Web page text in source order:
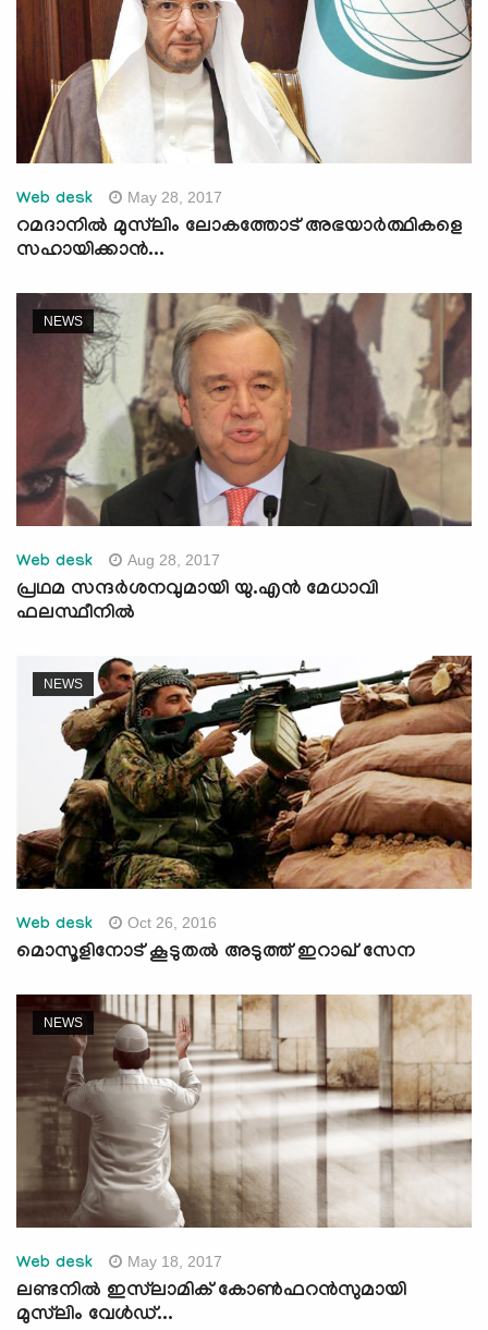
Web desk May 28, 2017
റമദാനില്‍ മുസ്‌ലിം ലോകത്തോട് അഭയാര്‍ത്ഥികളെ
സഹായിക്കാന്‍...
NEWS
Web desk Aug 28, 2017
പ്രഥമ സന്ദര്‍ശനവുമായി യു.എന്‍ മേധാവി
ഫലസ്ഥീനില്‍
NEWS
Web desk Oct 26, 2016
മൊസൂളിനോട് കൂടുതല്‍ അടുത്ത് ഇറാഖ് സേന
NEWS
Web desk May 18, 2017
ലണ്ടനില്‍ ഇസ്‌ലാമിക് കോണ്‍ഫറന്‍സുമായി
മുസ്‌ലിം വേള്‍ഡ്...